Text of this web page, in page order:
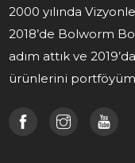
2000 yılında
2018’de Bolworm
adım attık ve
ürünlerini